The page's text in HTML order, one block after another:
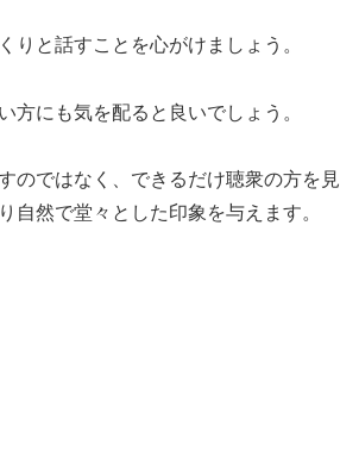
りと話すことを心がけましょう。
方にも気を配ると良いでしょう。
のではなく、できるだけ聴衆の方を見
自然で堂々とした印象を与えます。